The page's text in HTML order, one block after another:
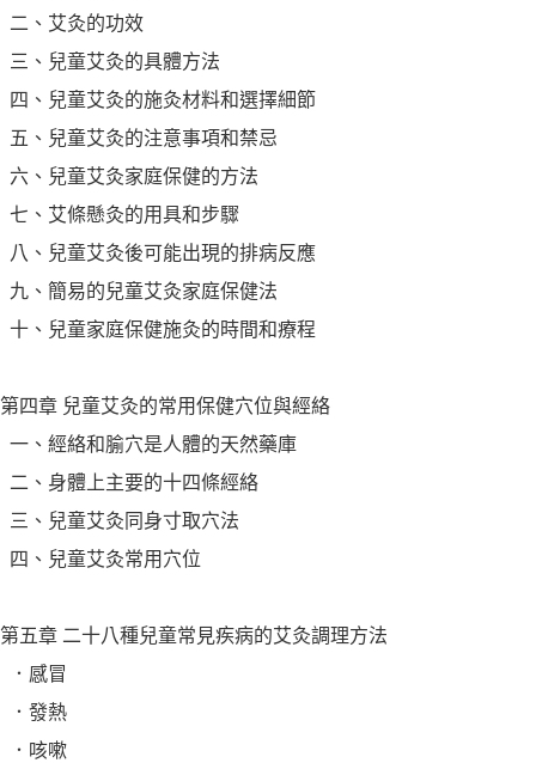
二、艾灸的功效
三、兒童艾灸的具體方法
四、兒童艾灸的施灸材料和選擇細節
五、兒童艾灸的注意事項和禁忌
六、兒童艾灸家庭保健的方法
七、艾條懸灸的用具和步驟
八、兒童艾灸後可能出現的排病反應
九、簡易的兒童艾灸家庭保健法
十、兒童家庭保健施灸的時間和療程
第四章 兒童艾灸的常用保健穴位與經絡
一、經絡和腧穴是人體的天然藥庫
二、身體上主要的十四條經絡
三、兒童艾灸同身寸取穴法
四、兒童艾灸常用穴位
第五章 二十八種兒童常見疾病的艾灸調理方法
．感冒
．發熱
．咳嗽